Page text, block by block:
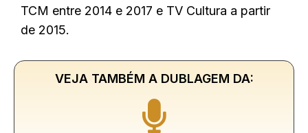
TCM entre 2014 e 2017 e TV Cultura a partir
de 2015.
VEJA TAMBÉM A DUBLAGEM DA: